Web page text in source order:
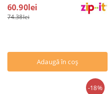
60.90lei
74.38lei
-18%